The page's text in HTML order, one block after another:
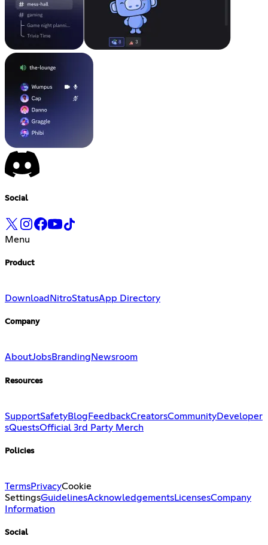
Social
Menu
Product
Download NitroStatusApp Directory
Company
AboutJobsBranding Newsroom
Resources
SupportSafetyBlog FeedbackCreatorsCommunityDeveloper
sQuestsOfficial 3rd Party Merch
Policies
TermsPrivacyCookie
SettingsGuidelinesAcknowledgementsLicensesCompany
Information
Social